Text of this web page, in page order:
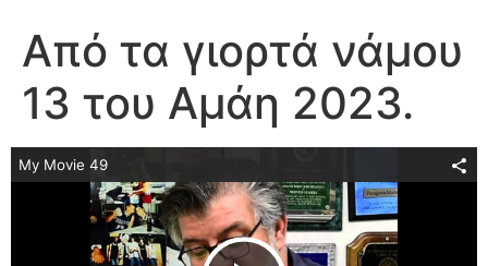
Από τα γιορτά νάμου
13 του Αμάη 2023.
My Movie 49